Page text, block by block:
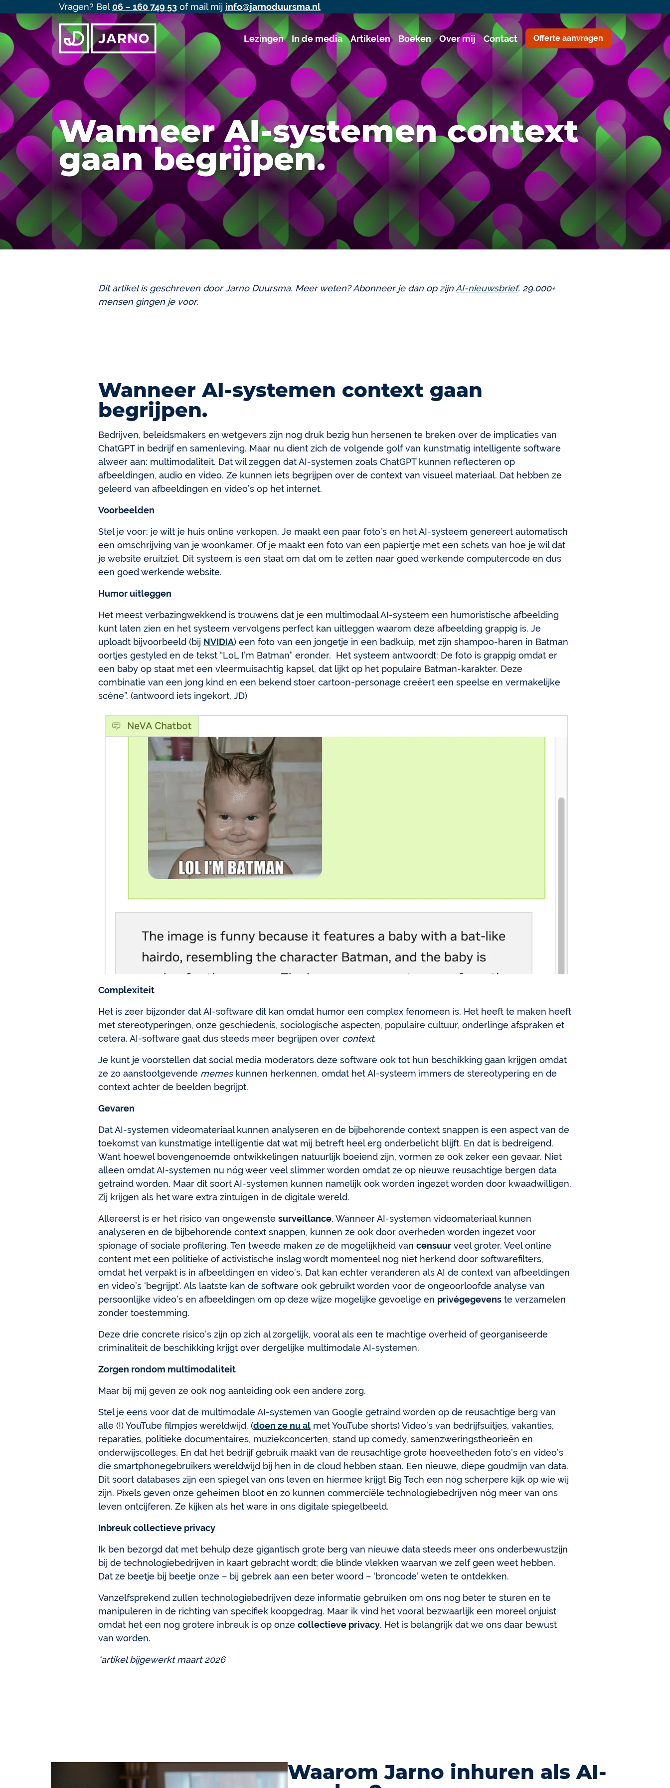
Vragen? Bel06 – 160 749 53 of mail mij info@jarnoduursma.nl
Offerte aanvragen
Lezingen In de media Artikelen Boeken Over mij Contact
Wanneer AI-systemen context
gaan begrijpen.
Dit artikel is geschreven door Jarno Duursma. Meer weten? Abonneer je dan op zijn AI-nieuwsbrief. 29.000+
mensen gingen je voor.
Wanneer AI-systemen context gaan
begrijpen.
Bedrijven, beleidsmakers en wetgevers zijn nog druk bezig hun hersenen te breken over de implicaties van
ChatGPT in bedrijf en samenleving. Maar nu dient zich de volgende golf van kunstmatig intelligente software
alweer aan: multimodaliteit. Dat wil zeggen dat AI-systemen zoals ChatGPT kunnen reflecteren op
afbeeldingen, audio en video. Ze kunnen iets begrijpen over de context van visueel materiaal. Dat hebben ze
geleerd van afbeeldingen en video’s op het internet.
Voorbeelden
Stel je voor: je wilt je huis online verkopen. Je maakt een paar foto’s en het AI-systeem genereert automatisch
een omschrijving van je woonkamer. Of je maakt een foto van een papiertje met een schets van hoe je wil dat
je website eruitziet. Dit systeem is een staat om dat om te zetten naar goed werkende computercode en dus
een goed werkende website.
Humor uitleggen
Het meest verbazingwekkend is trouwens dat je een multimodaal AI-systeem een humoristische afbeelding
kunt laten zien en het systeem vervolgens perfect kan uitleggen waarom deze afbeelding grappig is. Je
uploadt bijvoorbeeld (bij NVIDIA) een foto van een jongetje in een badkuip, met zijn shampoo-haren in Batman
oortjes gestyled en de tekst “LoL I’m Batman” eronder. Het systeem antwoordt: De foto is grappig omdat er
een baby op staat met een vleermuisachtig kapsel, dat lijkt op het populaire Batman-karakter. Deze
combinatie van een jong kind en een bekend stoer cartoon-personage creëert een speelse en vermakelijke
scène”. (antwoord iets ingekort, JD)
Complexiteit
Het is zeer bijzonder dat AI-software dit kan omdat humor een complex fenomeen is. Het heeft te maken heeft
met stereotyperingen, onze geschiedenis, sociologische aspecten, populaire cultuur, onderlinge afspraken et
cetera. AI-software gaat dus steeds meer begrijpen over context.
Je kunt je voorstellen dat social media moderators deze software ook tot hun beschikking gaan krijgen omdat
ze zo aanstootgevende memeskunnen herkennen, omdat het AI-systeem immers de stereotypering en de
context achter de beelden begrijpt.
Gevaren
Dat AI-systemen videomateriaal kunnen analyseren en de bijbehorende context snappen is een aspect van de
toekomst van kunstmatige intelligentie dat wat mij betreft heel erg onderbelicht blijft. En dat is bedreigend.
Want hoewel bovengenoemde ontwikkelingen natuurlijk boeiend zijn, vormen ze ook zeker een gevaar. Niet
alleen omdat AI-systemen nu nóg weer veel slimmer worden omdat ze op nieuwe reusachtige bergen data
getraind worden. Maar dit soort AI-systemen kunnen namelijk ook worden ingezet worden door kwaadwilligen.
Zij krijgen als het ware extra zintuigen in de digitale wereld.
Allereerst is er het risico van ongewenste surveillance. Wanneer AI-systemen videomateriaal kunnen
analyseren en de bijbehorende context snappen, kunnen ze ook door overheden worden ingezet voor
spionage of sociale profilering. Ten tweede maken ze de mogelijkheid van censuur veel groter. Veel online
content met een politieke of activistische inslag wordt momenteel nog niet herkend door softwarefilters,
omdat het verpakt is in afbeeldingen en video’s. Dat kan echter veranderen als AI de context van afbeeldingen
en video’s ‘begrijpt’. Als laatste kan de software ook gebruikt worden voor de ongeoorloofde analyse van
persoonlijke video’s en afbeeldingen om op deze wijze mogelijke gevoelige en privégegevens te verzamelen
zonder toestemming.
Deze drie concrete risico’s zijn op zich al zorgelijk, vooral als een te machtige overheid of georganiseerde
criminaliteit de beschikking krijgt over dergelijke multimodale AI-systemen.
Zorgen rondom multimodaliteit
Maar bij mij geven ze ook nog aanleiding ook een andere zorg.
Stel je eens voor dat de multimodale AI-systemen van Google getraind worden op de reusachtige berg van
alle (!) YouTube filmpjes wereldwijd. (doen ze nu al met YouTube shorts) Video’s van bedrijfsuitjes, vakanties,
reparaties, politieke documentaires, muziekconcerten, stand up comedy, samenzweringstheorieën en
onderwijscolleges. En dat het bedrijf gebruik maakt van de reusachtige grote hoeveelheden foto’s en video’s
die smartphonegebruikers wereldwijd bij hen in de cloud hebben staan. Een nieuwe, diepe goudmijn van data.
Dit soort databases zijn een spiegel van ons leven en hiermee krijgt Big Tech een nóg scherpere kijk op wie wij
zijn. Pixels geven onze geheimen bloot en zo kunnen commerciële technologiebedrijven nóg meer van ons
leven ontcijferen. Ze kijken als het ware in ons digitale spiegelbeeld.
Inbreuk collectieve privacy
Ik ben bezorgd dat met behulp deze gigantisch grote berg van nieuwe data steeds meer ons onderbewustzijn
bij de technologiebedrijven in kaart gebracht wordt; die blinde vlekken waarvan we zelf geen weet hebben.
Dat ze beetje bij beetje onze – bij gebrek aan een beter woord – ‘broncode’ weten te ontdekken.
Vanzelfsprekend zullen technologiebedrijven deze informatie gebruiken om ons nog beter te sturen en te
manipuleren in de richting van specifiek koopgedrag. Maar ik vind het vooral bezwaarlijk een moreel onjuist
omdat het een nog grotere inbreuk is op onze collectieve privacy. Het is belangrijk dat we ons daar bewust
van worden.
*artikel bijgewerkt maart 2026
Waarom Jarno inhuren als AI-